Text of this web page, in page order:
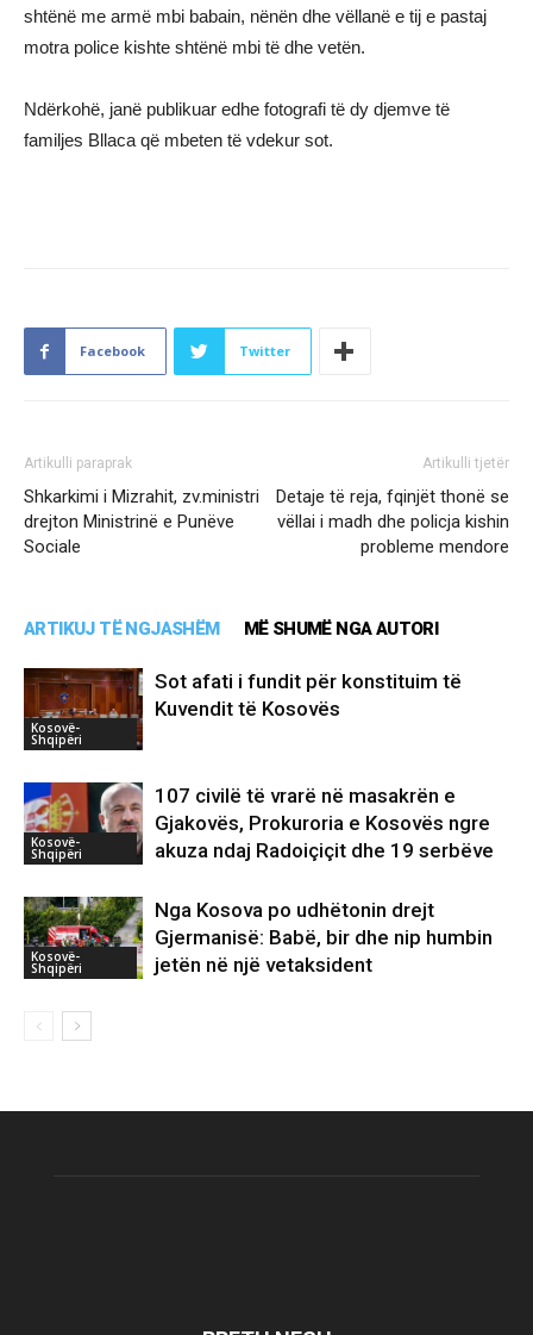
shtënë me armë mbi babain, nënën dhe vëllanë e tij e pastaj
motra police kishte shtënë mbi të dhe vetën.
Ndërkohë, janë publikuar edhe fotografi të dy djemve të
familjes Bllaca që mbeten të vdekur sot.
Facebook Twitter
Artikulli paraprak
Shkarkimi i Mizrahit, zv.ministri
drejton Ministrinë e Punëve
Sociale
Artikulli tjetër
Detaje të reja, fqinjët thonë se
vëllai i madh dhe policja kishin
probleme mendore
ARTIKUJ TË NGJASHËM MË SHUMË NGA AUTORI
Kosovë-
Shqipëri
Sot afati i fundit për konstituim të
Kuvendit të Kosovës
Kosovë-
Shqipëri
107 civilë të vrarë në masakrën e
Gjakovës, Prokuroria e Kosovës ngre
akuza ndaj Radoiçiçit dhe 19 serbëve
Kosovë-
Shqipëri
Nga Kosova po udhëtonin drejt
Gjermanisë: Babë, bir dhe nip humbin
jetën në një vetaksident